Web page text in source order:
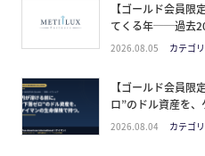
【ゴールド会員
てくる年──過去
ミサイルが崩した“
2026.08.05 カテゴ
【ゴールド会員
ロ”のドル資産を、
2026.08.04 カテゴ